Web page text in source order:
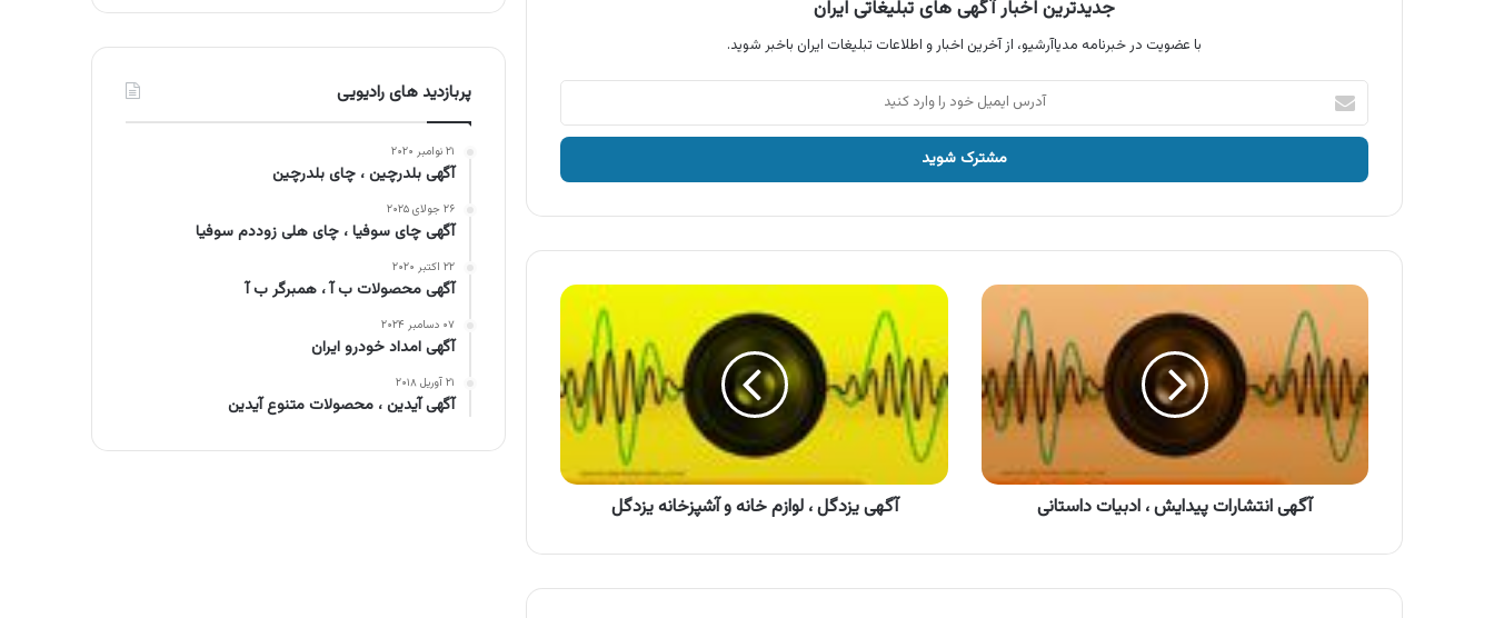
جدیدترین اخبار آگهی های تبلیغاتی ایران
با عضویت در خبرنامه مدیاآرشیو، از آخرین اخبار و اطلاعات تبلیغات ایران باخبر شوید.
آدرس
ایمیل
خود
وارد
آگهی
پیدایش
،
ادبیات
داستانی
آگهی انتشارات پیدایش ، ادبیات داستانی
آگهی
لوازم
خانه
و
آشپزخانه
یزدگل
آگهی یزدگل ، لوازم خانه و آشپزخانه یزدگل
پربازدید های رادیویی
۲۱ نوامبر ۲۰۲۰
آگهی بلدرچین ، چای بلدرچین
۲۶ جولای ۲۰۲۵
آگهی چای سوفیا ، چای هلی زوددم سوفیا
۲۲ اکتبر ۲۰۲۰
آگهی محصولات ب آ ، همبرگر ب آ
۰۷ دسامبر ۲۰۲۴
آگهی امداد خودرو ایران
۲۱ آوریل ۲۰۱۸
آگهی آیدین ، محصولات متنوع آیدین